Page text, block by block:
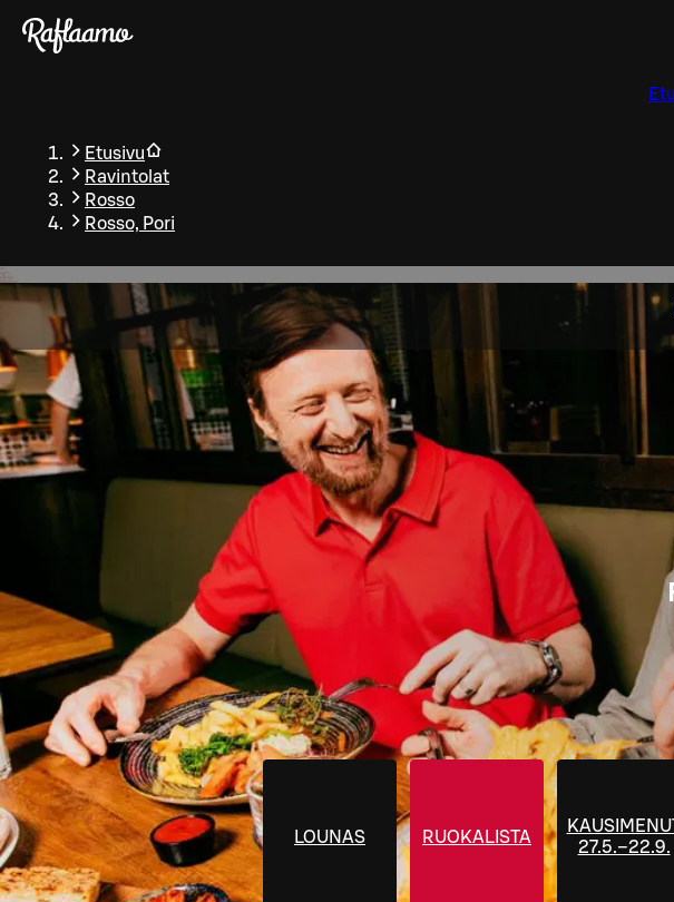
Siirry pääsisältöön
Etusivu
Ravintolat
Rosso
Rosso, Pori
LOUNAS RUOKALISTA
27.5.–22.9.